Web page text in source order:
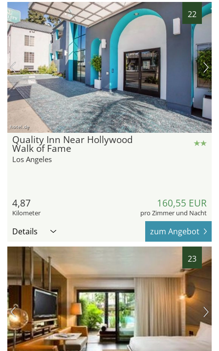
22
hotel.de
Quality Inn Near Hollywood
Walk of Fame
Los Angeles
4,87
Kilometer
160,55 EUR
pro Zimmer und Nacht
Details zum Angebot
23